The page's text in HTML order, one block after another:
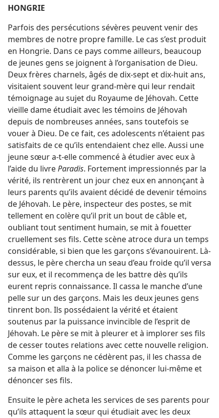
HONGRIE
Parfois des persécutions sévères peuvent venir des
membres de notre propre famille. Le cas s’est produit
en Hongrie. Dans ce pays comme ailleurs, beaucoup
de jeunes gens se joignent à l’organisation de Dieu.
Deux frères charnels, âgés de dix-sept et dix-huit ans,
visitaient souvent leur grand-mère qui leur rendait
témoignage au sujet du Royaume de Jéhovah. Cette
vieille dame étudiait avec les témoins de Jéhovah
depuis de nombreuses années, sans toutefois se
vouer à Dieu. De ce fait, ces adolescents n’étaient pas
satisfaits de ce qu’ils entendaient chez elle. Aussi une
jeune sœur a-​t-​elle commencé à étudier avec eux à
l’aide du livreParadis. Fortement impressionnés par la
vérité, ils rentrèrent un jour chez eux en annonçant à
leurs parents qu’ils avaient décidé de devenir témoins
de Jéhovah. Le père, inspecteur des postes, se mit
tellement en colère qu’il prit un bout de câble et,
oubliant tout sentiment humain, se mit à fouetter
cruellement ses fils. Cette scène atroce dura un temps
considérable, si bien que les garçons s’évanouirent. Là-
dessus, le père chercha un seau d’eau froide qu’il versa
sur eux, et il recommença de les battre dès qu’ils
eurent repris connaissance. Il cassa le manche d’une
pelle sur un des garçons. Mais les deux jeunes gens
tinrent bon. Ils possédaient la vérité et étaient
soutenus par la puissance invincible de l’esprit de
Jéhovah. Le père se mit à pleurer et à implorer ses fils
de cesser toutes relations avec cette nouvelle religion.
Comme les garçons ne cédèrent pas, il les chassa de
sa maison et alla à la police se dénoncer lui-​même et
dénoncer ses fils.
Ensuite le père acheta les services de ses parents pour
qu’ils attaquent la sœur qui étudiait avec les deux